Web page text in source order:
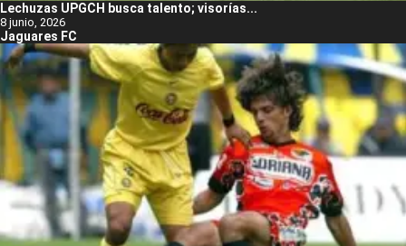
Lechuzas UPGCH busca talento; visorías...
8 junio, 2026
Jaguares FC